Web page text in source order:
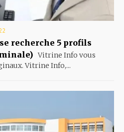
recherche 5 profils
Vitrine Info vous
Vitrine Info,...